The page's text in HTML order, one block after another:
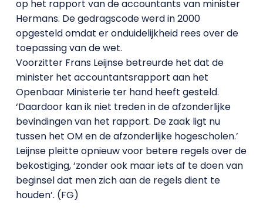
op het rapport van de accountants van minister
Hermans. De gedragscode werd in 2000
opgesteld omdat er onduidelijkheid rees over de
toepassing van de wet.
Voorzitter Frans Leijnse betreurde het dat de
minister het accountantsrapport aan het
Openbaar Ministerie ter hand heeft gesteld.
‘Daardoor kan ik niet treden in de afzonderlijke
bevindingen van het rapport. De zaak ligt nu
tussen het OM en de afzonderlijke hogescholen.’
Leijnse pleitte opnieuw voor betere regels over de
bekostiging, ‘zonder ook maar iets af te doen van
beginsel dat men zich aan de regels dient te
houden’. (FG)